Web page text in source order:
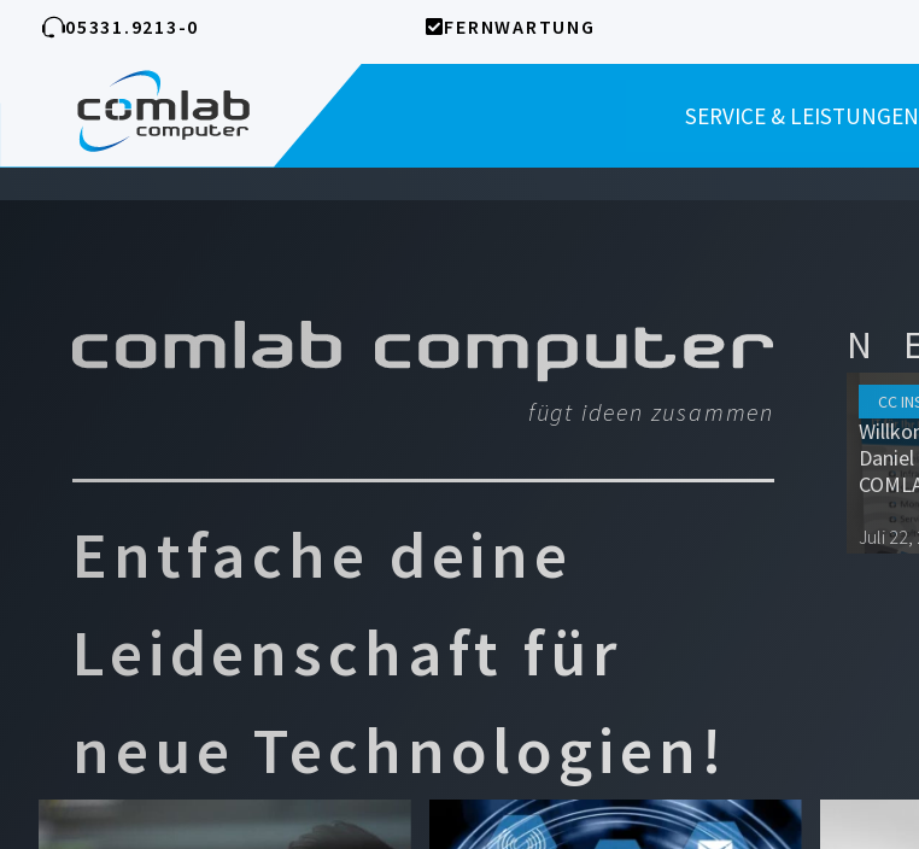
Inhalt
05331.9213-0 FERNWARTUNG
SERVICE & LEISTUNGEN
VIRENSCHUTZ
MULTI-FAKTOR-
fügt ideen zusammen
Entfache deine
Leidenschaft für
neue Technologien!
CC
Juli 22,